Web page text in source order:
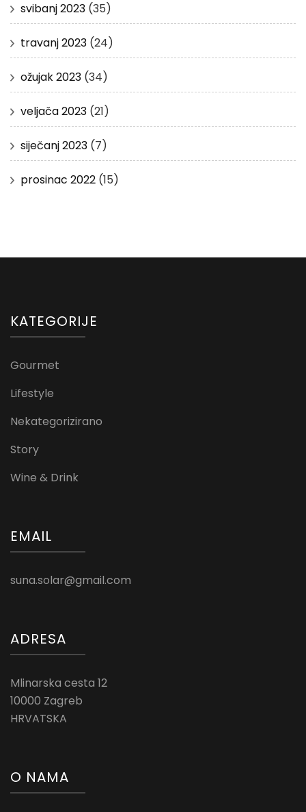
svibanj 2023 (35)
travanj 2023 (24)
ožujak 2023 (34)
veljača 2023 (21)
siječanj 2023 (7)
prosinac 2022 (15)
KATEGORIJE
Gourmet
Lifestyle
Nekategorizirano
Story
Wine & Drink
EMAIL
suna.solar@gmail.com
ADRESA
Mlinarska cesta 12
10000 Zagreb
HRVATSKA
O NAMA